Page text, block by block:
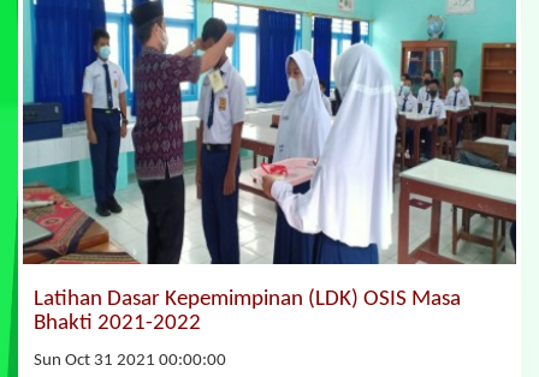
Latihan Dasar Kepemimpinan (LDK) OSIS Masa
Bhakti 2021-2022
Sun Oct 31 2021 00:00:00